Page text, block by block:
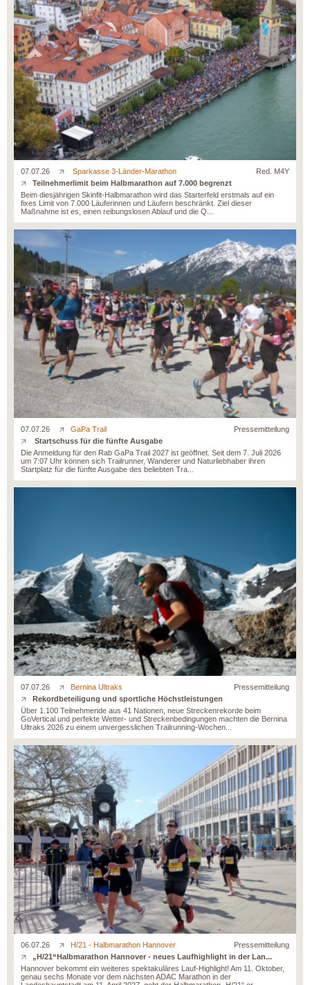
07.07.26 Sparkasse 3-Länder-Marathon
Red. M4Y
Teilnehmerlimit beim Halbmarathon auf 7.000 begrenzt
Beim diesjährigen Skinfit-Halbmarathon wird das Starterfeld erstmals auf ein
fixes Limit von 7.000 Läuferinnen und Läufern beschränkt. Ziel dieser
Maßnahme ist es, einen reibungslosen Ablauf und die Q...
07.07.26 GaPa Trail
Pressemitteilung
Startschuss für die fünfte Ausgabe
Die Anmeldung für den Rab GaPa Trail 2027 ist geöffnet. Seit dem 7. Juli 2026
um 7:07 Uhr können sich Trailrunner, Wanderer und Naturliebhaber ihren
Startplatz für die fünfte Ausgabe des beliebten Tra...
07.07.26 Bernina Ultraks
Pressemitteilung
Rekordbeteiligung und sportliche Höchstleistungen
Über 1.100 Teilnehmende aus 41 Nationen, neue Streckenrekorde beim
GoVertical und perfekte Wetter- und Streckenbedingungen machten die Bernina
Ultraks 2026 zu einem unvergesslichen Trailrunning-Wochen...
06.07.26 H/21 - Halbmarathon Hannover
Pressemitteilung
„H/21“Halbmarathon Hannover - neues Laufhighlight in der Lan...
Hannover bekommt ein weiteres spektakuläres Lauf-Highlight! Am 11. Oktober,
genau sechs Monate vor dem nächsten ADAC Marathon in der